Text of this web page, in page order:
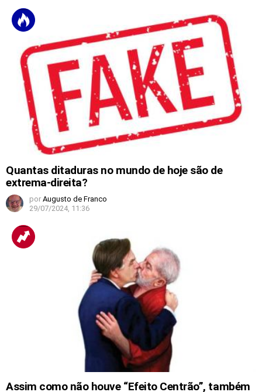
Quantas ditaduras no mundo de hoje são de
extrema-direita?
por Augusto de Franco
29/07/2024, 11:36
Assim como não houve “Efeito Centrão”, também